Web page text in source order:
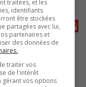
Brossard
traitées, et les
identifiants
être stockées
partagées avec lui,
partenaires et
des données de
traiter vos
de l'intérêt
gérant vos options